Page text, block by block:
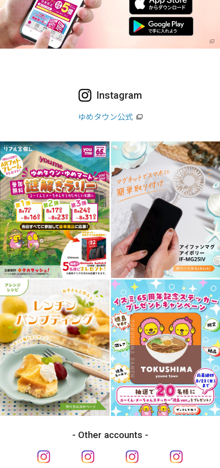
Instagram
ゆめタウン公式
Other accounts